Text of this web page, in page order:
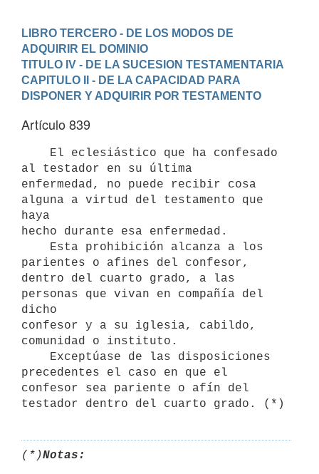
LIBRO TERCERO - DE LOS MODOS DE
ADQUIRIR EL DOMINIO
TITULO IV - DE LA SUCESION TESTAMENTARIA
CAPITULO II - DE LA CAPACIDAD PARA
DISPONER Y ADQUIRIR POR TESTAMENTO
Artículo 839
al testador en su última
enfermedad, no puede recibir cosa
alguna a virtud del testamento que
haya
hecho durante esa enfermedad.
parientes o afines del confesor,
dentro del cuarto grado, a las
personas que vivan en compañía del
dicho
confesor y a su iglesia, cabildo,
comunidad o instituto.
precedentes el caso en que el
confesor sea pariente o afín del
(*)Notas: